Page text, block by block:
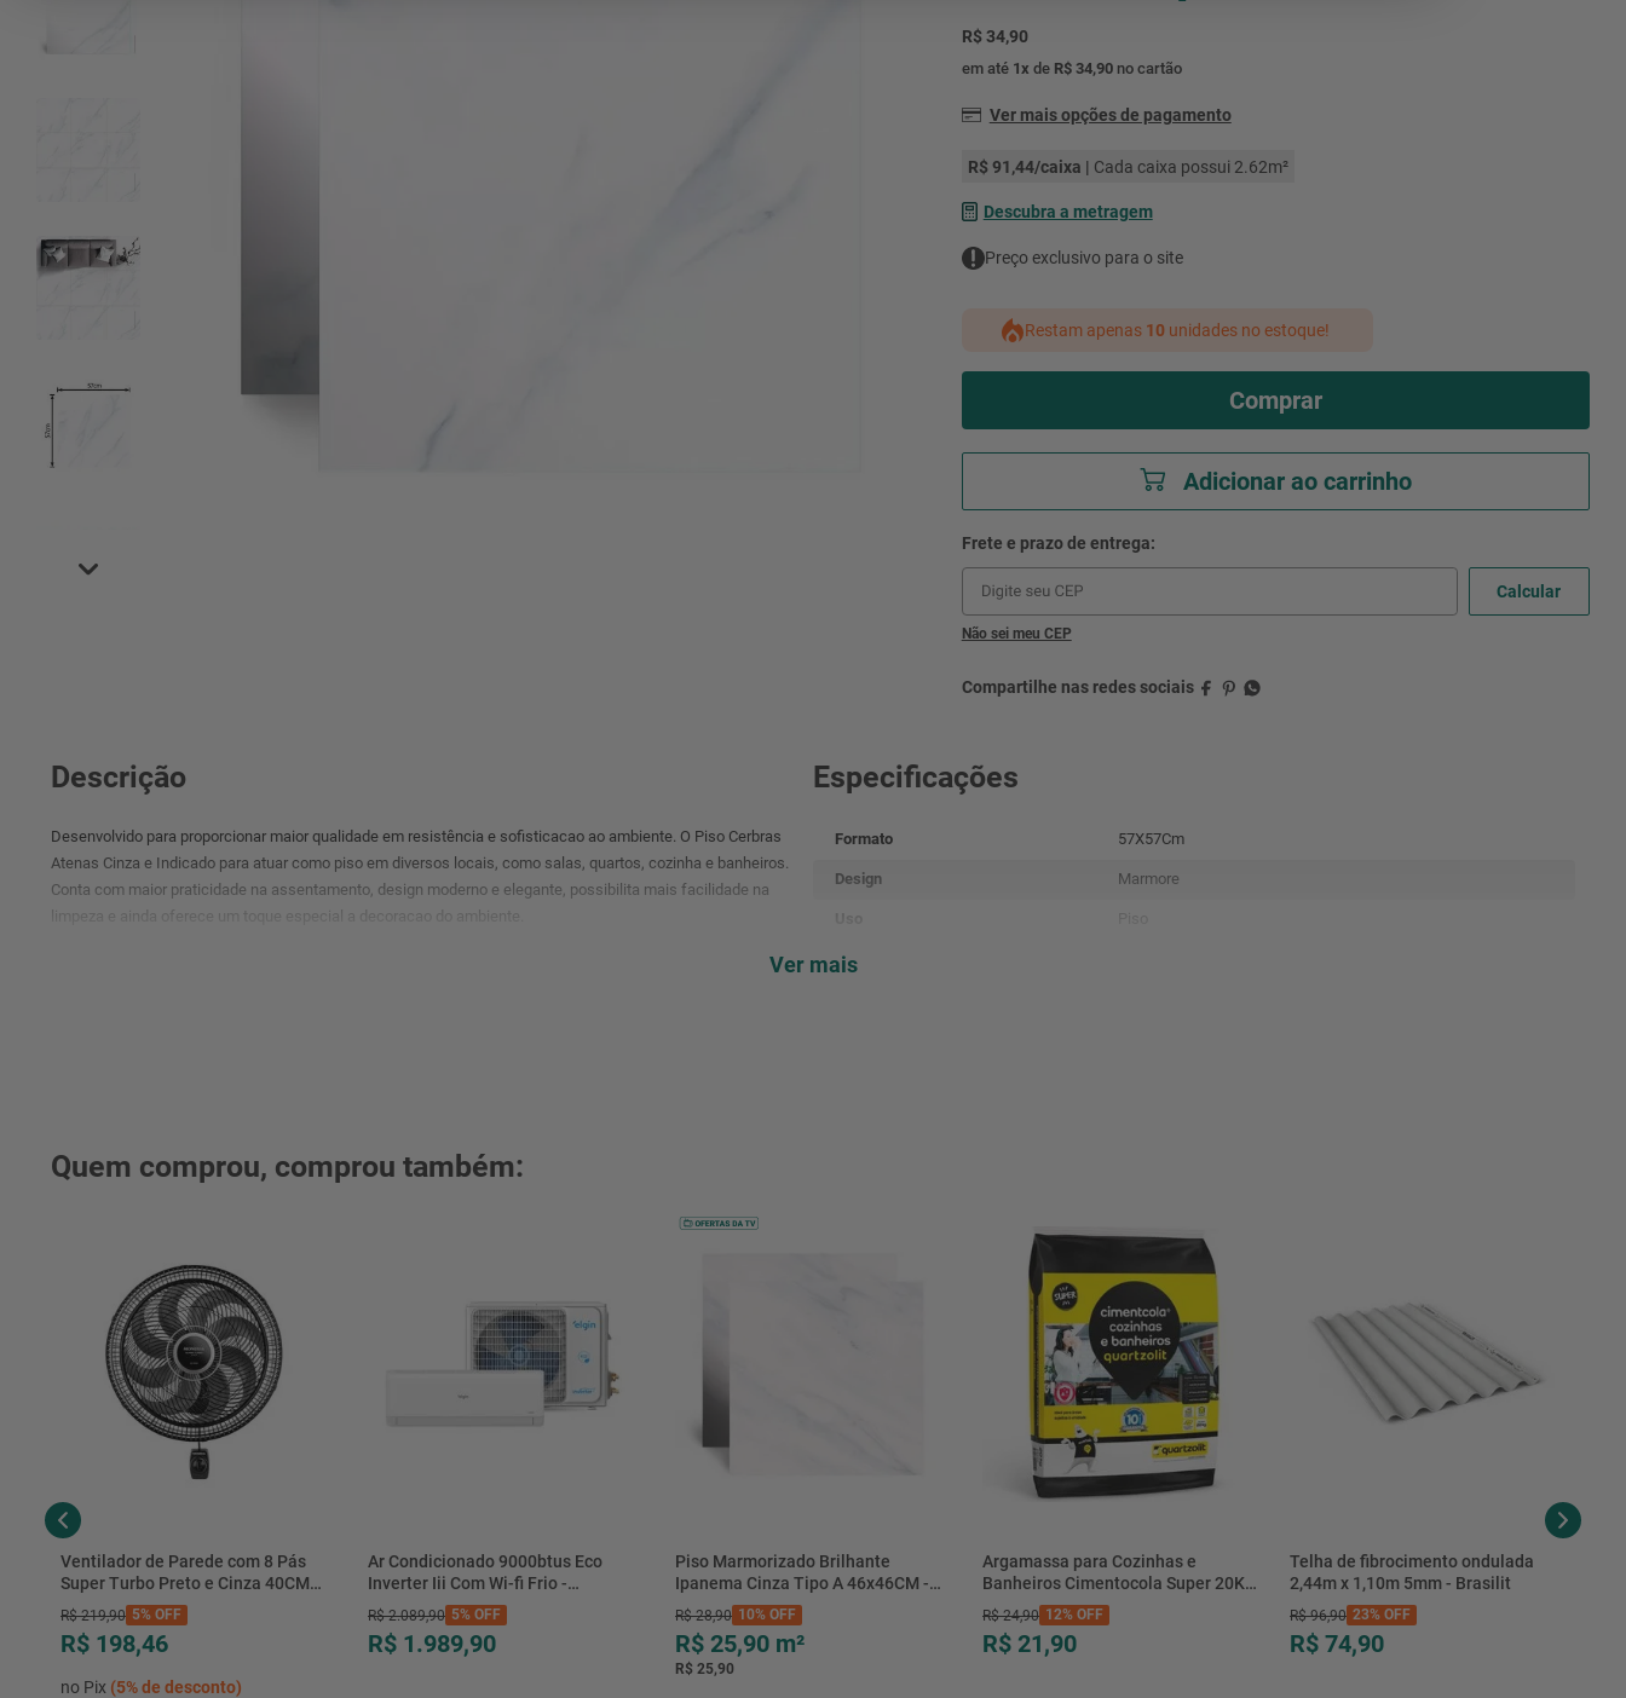
R$ 34,90
em até 1x de R$ 34,90no cartão
Ver mais opções de pagamento
R$ 91,44/caixa | Cada caixa possui 2.62m²
Descubra a metragem
Preço exclusivo para o site
Restam apenas 10 unidades no estoque!
Comprar
Adicionar ao carrinho
Não sei meu CEP
Descrição
Desenvolvido para proporcionar maior qualidade em resistência e sofisticacao ao ambiente. O Piso Cerbras
Atenas Cinza e Indicado para atuar como piso em diversos locais, como salas, quartos, cozinha e banheiros.
Conta com maior praticidade na assentamento, design moderno e elegante, possibilita mais facilidade na
limpeza e ainda oferece um toque especial a decoracao do ambiente.
Especificações
Formato 57X57Cm
Design Marmore
Acabamento
=0,60Mm|M
NaoModular
Gl(Esmaltada)
Resistente
Resistencia Ao Manchamento =Classe 3
Resistencia Aos Agentes Quimicos =Glb
Area De Cobertura Por Caixa Sem
2,29M2
Peso Aproximado Por Caixa
Ver mais
Quem comprou, comprou também:
Ventilador de Parede com 8 Pás
Super Turbo Preto e Cinza 40CM
220V 140W - VTX-40P-8P - Mondial
R$ 219,90 5% OFF
R$ 198,46
no Pix (5%de desconto)
Ar Condicionado 9000btus Eco
Inverter Iii Com Wi-fi Frio -
Hjfe09c2cg|hjfi09c2wg - Elgin
R$ 2.089,90 5% OFF
R$ 1.989,90
Piso Marmorizado Brilhante
Ipanema Cinza Tipo A 46x46CM -
01.012771 - Cerbras
R$ 28,90 10% OFF
R$ 25,90 m²
R$ 25,90
Argamassa para Cozinhas e
Banheiros Cimentocola Super 20KG
- 0118.00001.0020PL - Quartzolit
R$ 24,90 12% OFF
R$ 21,90
Telha de fibrocimento ondulada
2,44m x 1,10m 5mm - Brasilit
R$ 96,90 23% OFF
R$ 74,90
condicionado